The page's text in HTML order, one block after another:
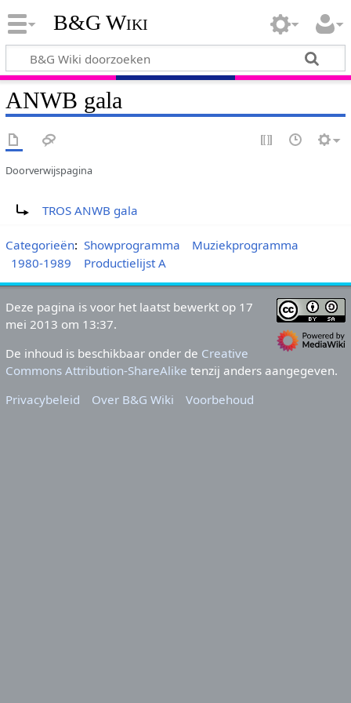
B&G Wiki
ANWB gala
Doorverwijspagina
TROS ANWB gala
Categorieën: Showprogramma
Muziekprogramma
1980-1989
Productielijst A
Deze pagina is voor het laatst bewerkt op 17
mei 2013 om 13:37.
De inhoud is beschikbaar onder de Creative
Commons Attribution-ShareAlike tenzij anders aangegeven.
Privacybeleid
Over B&G Wiki Voorbehoud